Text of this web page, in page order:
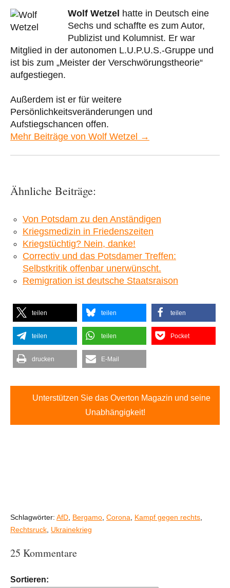
Wolf Wetzel hatte in Deutsch eine
Sechs und schaffte es zum Autor,
Publizist und Kolumnist. Er war
Mitglied in der autonomen L.U.P.U.S.-Gruppe und
ist bis zum „Meister der Verschwörungstheorie“
aufgestiegen.
Außerdem ist er für weitere
Persönlichkeitsveränderungen und
Aufstiegschancen offen.
Mehr Beiträge von Wolf Wetzel →
Ähnliche Beiträge:
Von Potsdam zu den Anständigen
Kriegsmedizin in Friedenszeiten
Kriegstüchtig? Nein, danke!
Correctiv und das Potsdamer Treffen:
Selbstkritik offenbar unerwünscht.
Remigration ist deutsche Staatsraison
teilen teilen teilen
teilen teilen Pocket
drucken E-Mail
Unterstützen Sie das Overton Magazin und seine
Unabhängigkeit!
Schlagwörter: AfD Bergamo Corona Kampf gegen rechts
Rechtsruck Ukrainekrieg
25 Kommentare
Sortieren: